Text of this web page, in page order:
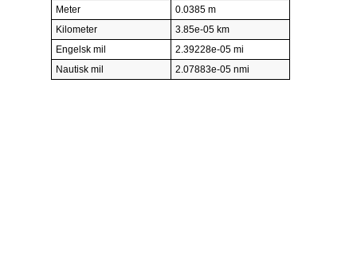
Meter
0.0385 m
Kilometer
3.85e-05 km
Engelsk mil
2.39228e-05 mi
Nautisk mil
2.07883e-05 nmi